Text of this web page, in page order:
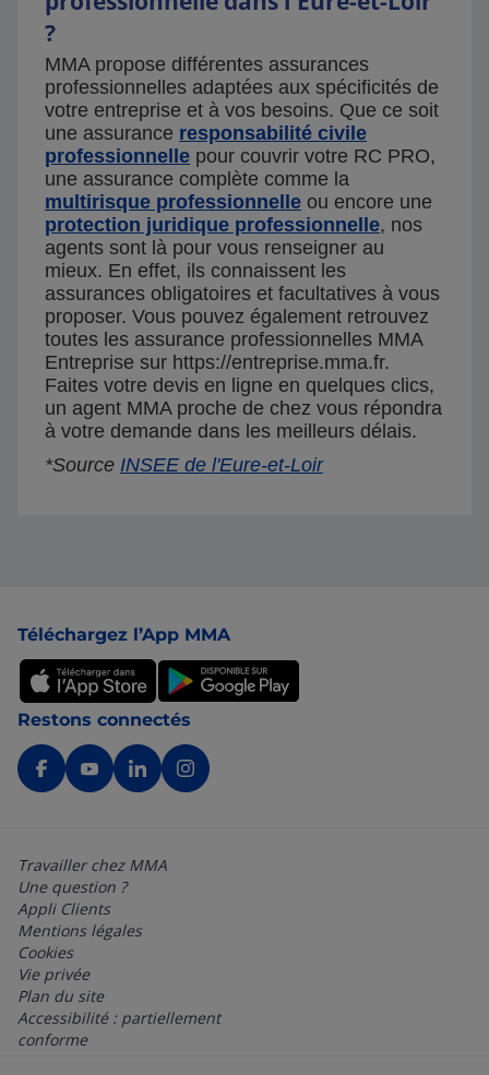
?
MMA propose différentes assurances
professionnelles adaptées aux spécificités de
votre entreprise et à vos besoins. Que ce soit
une assurance responsabilité civile
professionnelle pour couvrir votre RC PRO,
une assurance complète comme la
multirisque professionnelle ou encore une
protection juridique professionnelle, nos
agents sont là pour vous renseigner au
mieux. En effet, ils connaissent les
assurances obligatoires et facultatives à vous
proposer. Vous pouvez également retrouvez
toutes les assurance professionnelles MMA
Entreprise sur https://entreprise.mma.fr.
Faites votre devis en ligne en quelques clics,
un agent MMA proche de chez vous répondra
à votre demande dans les meilleurs délais.
*Source INSEE de l'Eure-et-Loir
Téléchargez l’App MMA
Restons connectés
Travailler chez MMA
Une question ?
Appli Clients
Mentions légales
Cookies
Vie privée
Plan du site
Accessibilité : partiellement
conforme